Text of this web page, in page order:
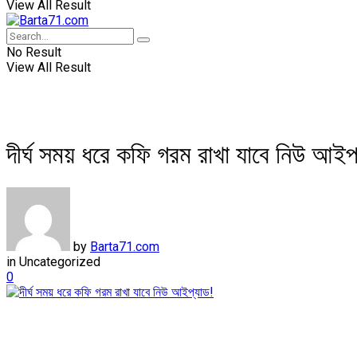
View All Result
No Result
View All Result
দীর্ঘ সময় ধরে কফি গরম রাখা যাবে নিউ
by Barta71.com
in Uncategorized
0